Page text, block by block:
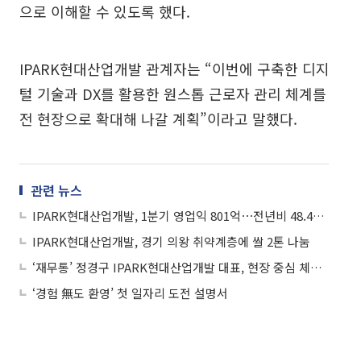
으로 이해할 수 있도록 했다.
IPARK현대산업개발 관계자는 “이번에 구축한 디지
털 기술과 DX를 활용한 원스톱 근로자 관리 체계를
전 현장으로 확대해 나갈 계획”이라고 말했다.
관련 뉴스
IPARK현대산업개발, 1분기 영업익 801억⋯전년비 48.4% 증가
IPARK현대산업개발, 경기 의왕 취약계층에 쌀 2톤 나눔
‘재무통’ 정경구 IPARK현대산업개발 대표, 현장 중심 체질 개선 속도
‘경험 無도 환영’ 첫 일자리 도전 설명서